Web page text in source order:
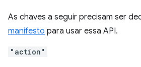
As chaves a seguir precisam ser
manifesto para usar essa API.
"action"